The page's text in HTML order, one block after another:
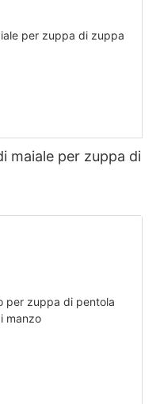
maiale per zuppa di